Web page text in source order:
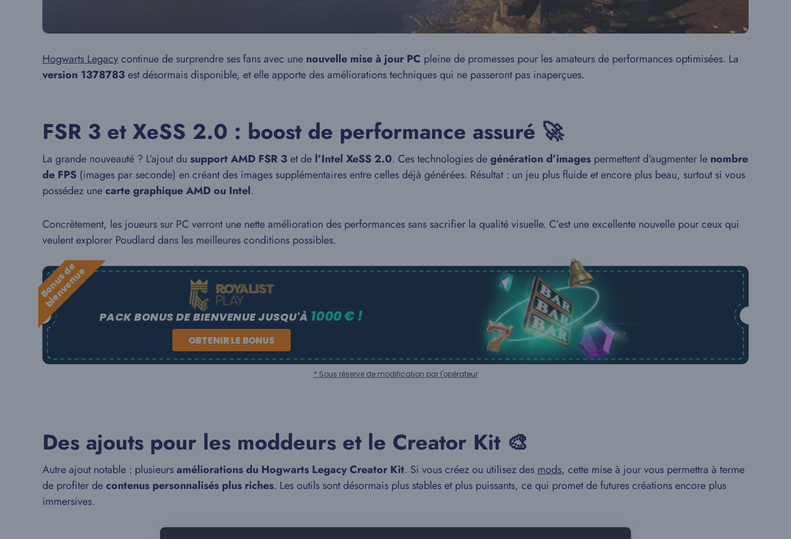
Hogwarts Legacycontinue de surprendre ses fans avec une nouvelle mise à jour PC pleine de promesses pour les amateurs de performances optimisées. La
version 1378783est désormais disponible, et elle apporte des améliorations techniques qui ne passeront pas inaperçues.
FSR 3 et XeSS 2.0 : boost de performance assuré 🚀
La grande nouveauté ? L’ajout du support AMD FSR 3et de l’Intel XeSS 2.0. Ces technologies degénération d’images permettent d’augmenter le nombre
de FPS (images par seconde) en créant des images supplémentaires entre celles déjà générées. Résultat : un jeu plus fluide et encore plus beau, surtout si vous
possédez unecarte graphique AMD ou Intel.
Concrètement, les joueurs sur PC verront une nette amélioration des performances sans sacrifier la qualité visuelle. C’est une excellente nouvelle pour ceux qui
veulent explorer Poudlard dans les meilleures conditions possibles.
B
o
n
u
s
d
e
b
i
e
n
v
e
n
u
e
PACK BONUS DE BIENVENUE JUSQU'À 1000 € !
OBTENIR LE BONUS
* Sous réserve de modification par l'opérateur
Des ajouts pour les moddeurs et le Creator Kit 🎨
Autre ajout notable : plusieursaméliorations du Hogwarts Legacy Creator Kit. Si vous créez ou utilisez desmods, cette mise à jour vous permettra à terme
de profiter decontenus personnalisés plus riches. Les outils sont désormais plus stables et plus puissants, ce qui promet de futures créations encore plus
immersives.